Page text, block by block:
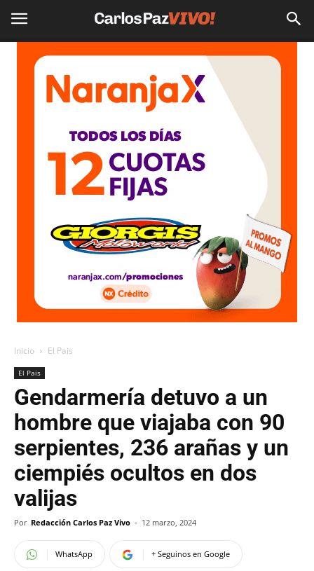
Inicio El Pais
El Pais
Gendarmería detuvo a un
hombre que viajaba con 90
serpientes, 236 arañas y un
ciempiés ocultos en dos
valijas
Por Redacción Carlos Paz Vivo - 12 marzo, 2024
WhatsApp + Seguinos en Google